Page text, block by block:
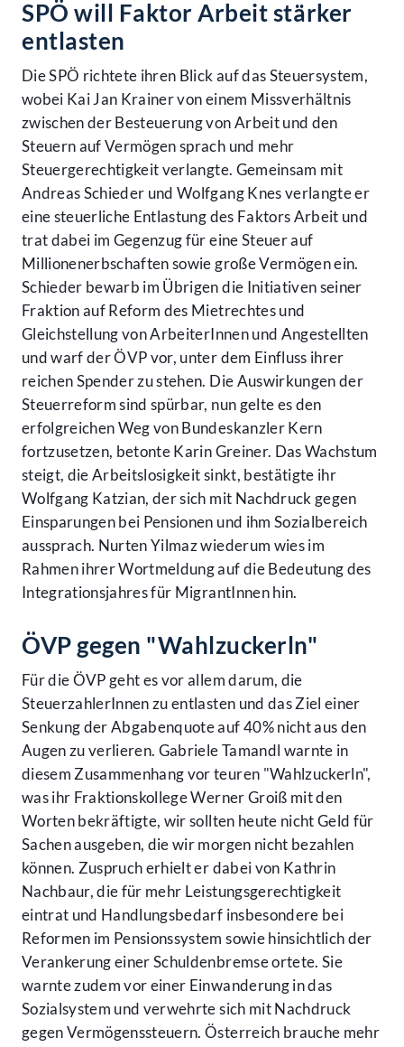
SPÖ will Faktor Arbeit stärker
entlasten
Die SPÖ richtete ihren Blick auf das Steuersystem,
wobei Kai Jan Krainer von einem Missverhältnis
zwischen der Besteuerung von Arbeit und den
Steuern auf Vermögen sprach und mehr
Steuergerechtigkeit verlangte. Gemeinsam mit
Andreas Schieder und Wolfgang Knes verlangte er
eine steuerliche Entlastung des Faktors Arbeit und
trat dabei im Gegenzug für eine Steuer auf
Millionenerbschaften sowie große Vermögen ein.
Schieder bewarb im Übrigen die Initiativen seiner
Fraktion auf Reform des Mietrechtes und
Gleichstellung von ArbeiterInnen und Angestellten
und warf der ÖVP vor, unter dem Einfluss ihrer
reichen Spender zu stehen. Die Auswirkungen der
Steuerreform sind spürbar, nun gelte es den
erfolgreichen Weg von Bundeskanzler Kern
fortzusetzen, betonte Karin Greiner. Das Wachstum
steigt, die Arbeitslosigkeit sinkt, bestätigte ihr
Wolfgang Katzian, der sich mit Nachdruck gegen
Einsparungen bei Pensionen und ihm Sozialbereich
aussprach. Nurten Yilmaz wiederum wies im
Rahmen ihrer Wortmeldung auf die Bedeutung des
Integrationsjahres für MigrantInnen hin.
ÖVP gegen "Wahlzuckerln"
Für die ÖVP geht es vor allem darum, die
SteuerzahlerInnen zu entlasten und das Ziel einer
Senkung der Abgabenquote auf 40% nicht aus den
Augen zu verlieren. Gabriele Tamandl warnte in
diesem Zusammenhang vor teuren "Wahlzuckerln",
was ihr Fraktionskollege Werner Groiß mit den
Worten bekräftigte, wir sollten heute nicht Geld für
Sachen ausgeben, die wir morgen nicht bezahlen
können. Zuspruch erhielt er dabei von Kathrin
Nachbaur, die für mehr Leistungsgerechtigkeit
eintrat und Handlungsbedarf insbesondere bei
Reformen im Pensionssystem sowie hinsichtlich der
Verankerung einer Schuldenbremse ortete. Sie
warnte zudem vor einer Einwanderung in das
Sozialsystem und verwehrte sich mit Nachdruck
gegen Vermögenssteuern. Österreich brauche mehr